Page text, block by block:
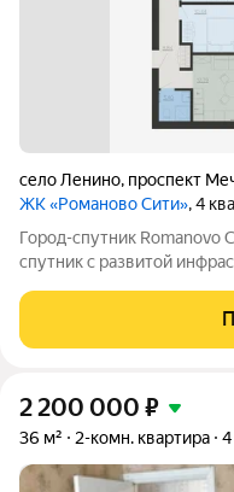
село Ленино, проспект
ЖК «Романово Сити», 4
Город-спутник Romanovo
спутник с развитой
расположен в 8 км от
Перспективная
2 200 000 ₽
36 м² 2-комн. квартира 4